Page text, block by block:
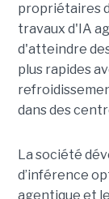
propriétaires
travaux d'IA
d'atteindre
plus rapides
dans des
La société
d’inférence
agentique et